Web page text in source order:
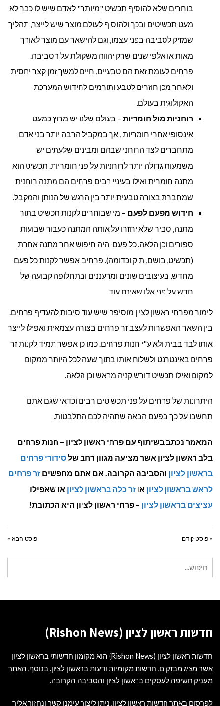
בוחרים שלא להוסיף תכשיט "מיותר" לאדם שיש לו כבר לא
מעט תכשיטים ובכך ולהוסיף לעולם מוצר שיש לייצר, תהליך
שמזיק לסביבה בפני עצמו, וגם להישאר עם מוצר לאורך
מאות או אלפי שנים שרק יהווה משקולת על הסביבה.
פרחים לעומת זאת הם טבעיים, חיים למשך זמן קצר יחסית
ולאחר מכן חוזרים לטבע ותורמים לחידוש המערכת
האקולוגית בעולם.
רוחניות מול חומריות – בעולם שלנו יש מרוץ כמעט
אינסופי אחרי חומריות , אך במקביל הרבה יותר בני אדם
מתחברים לצד הרוחני שבהם ומבינים שלעתים יש
משמעות גדולה יותר לרוחניות על פני חומריות. תכשיט הוא
מתנה חומרית ואילו בעיניי רבים פרחים הם מתנה רוחנית
שמחברת בצורה טבעית יותר בין הרגש של הנותן והמקבל.
חידוש מפעם לפעם – מי שבוחרים לקנות תכשיט בתור
מתנה, סביר שלא יחזרו על אותה המתנה כעבור שבועות
ספורים וכן הלאה. כל פעם יהיה חיפוש אחר מתנה אחרת
(תכשיט, בושם, תיק וכדומה). פרחים אפשר לקנות כל פעם
מחדש, בעיצובים שונים ומרעננים ובתחלופה קבועה של
חדש על פני אלו שאינם עוד.
לימור מפרחי ראשון לציון מוסיפה שיש עוד סיבות להעדיף פרחים.
בין השאר האפשרות לעצב זר פרחים בצורה עצמאית ואפילו לייצר
אותו לבד בבית ולא ע"י חנות פרחים. כמו כן אפשר תמיד לקנות זר
פרחים באינטרנט ולשלוח אותו בתוך שעה לכל היותר ממקום
למקום ואילו תכשיט דורש קניה מראש וכן הלאה.
היתרונות של פרחים על פני תכשיטים רבים וכדאי שגם אתם
תחשבו על כך בפעם הבאה שתהיה לכם התלבטות.
המאמר נכתב בשיתוף עם פרחי ראשון לציון – חנות פרחים
בלב ראשון לציון אשר מציעה מגוון רחב שלסידורי פרחים
בראשון לציון והסביבה הקרובה. אם אתם מחפשים זר פרחים
לראש בראשון לציון או זר כלה בראשון לציון או שאפילו
עציצים בראשון לציון – פרחי ראשון לציון היא הכתובת!
« פוסט קודם פוסט הבא »
עבור:
חדשות ראשון לציון (Rishon News)
חדשות ראשון לציון (Rishon News) הוא מקומון חדשותי בראשון לציון
אשר מציג מבזקים, חדשות מקומיות ודעות בראשון לציון. בנוסף, האתר
מעניק חשיפה לעסקים בראשון לציון והסביבה הקרובה.
לפרסום באתר חדשות ראשון לציון, ניתן ליצור עימנו קשר ונחזור אליך